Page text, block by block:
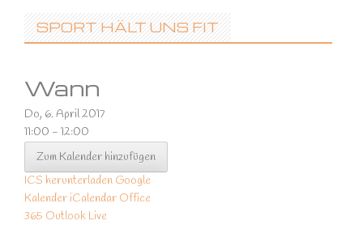
SPORT HÄLT UNS FIT
Wann
Do, 6. April 2017
11:00 - 12:00
Zum Kalender hinzufügen
ICS herunterladen Google
Kalender iCalendar Office
365 Outlook Live